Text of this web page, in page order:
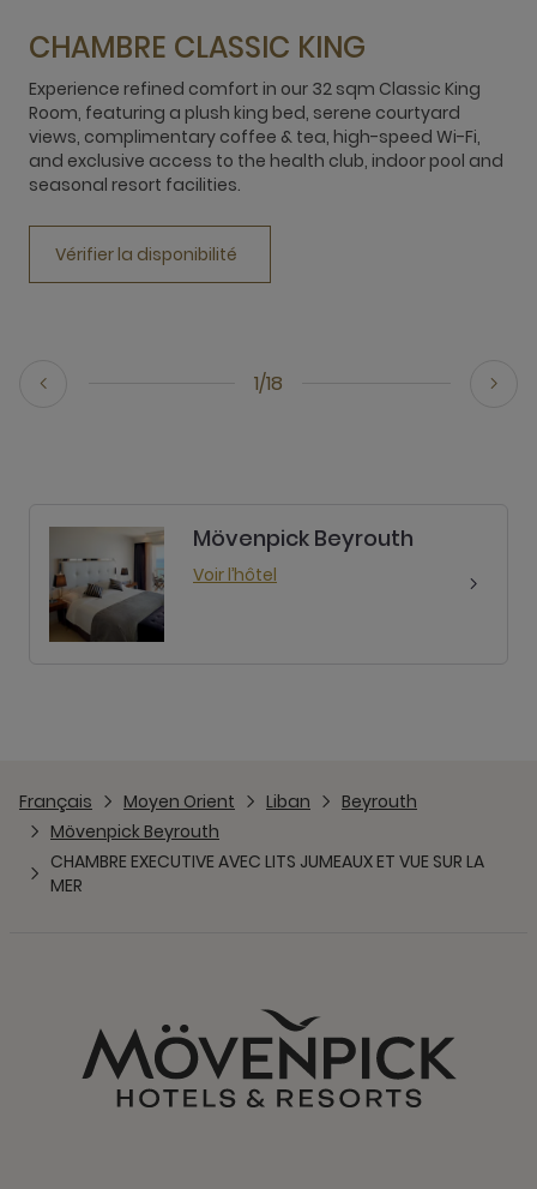
1/18
CHAMBRE CLASSIC KING
Experience refined comfort in our 32 sqm Classic King
Room, featuring a plush king bed, serene courtyard
views, complimentary coffee & tea, high-speed Wi-Fi,
and exclusive access to the health club, indoor pool and
seasonal resort facilities.
Vérifier la disponibilité
Mövenpick Beyrouth
Voir l’hôtel
Français Moyen Orient Liban
Beyrouth
Mövenpick Beyrouth
CHAMBRE EXECUTIVE AVEC LITS JUMEAUX ET VUE SUR LA
MER